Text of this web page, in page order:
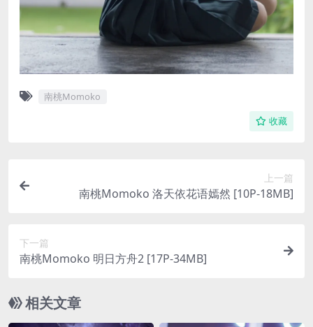
南桃Momoko
收藏
上一篇
南桃Momoko 洛天依花语嫣然 [10P-18MB]
下一篇
南桃Momoko 明日方舟2 [17P-34MB]
相关文章